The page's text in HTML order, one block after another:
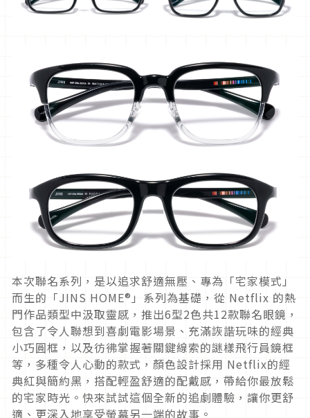
本次聯名系列，是以追求舒適無壓、專為「宅家模式」
而生的「JINS HOME®」系列為基礎，從 Netflix 的熱
門作品類型中汲取靈感，推出6型2色共12款聯名眼鏡，
包含了令人聯想到喜劇電影場景、充滿詼諧玩味的經典
小巧圓框，以及彷彿掌握著關鍵線索的謎樣飛行員鏡框
等，多種令人心動的款式，顏色設計採用 Netflix的經
典紅與簡約黑，搭配輕盈舒適的配戴感，帶給你最放鬆
的宅家時光。快來試試這個全新的追劇體驗，讓你更舒
適、更深入地享受螢幕另一端的故事。